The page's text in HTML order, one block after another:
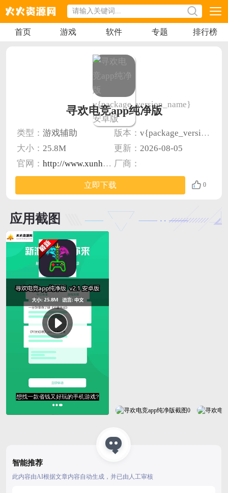
首页 游戏 软件 专题 排行榜
寻欢电竞app纯净版
类型： 游戏辅助 版本： v{package_version_name} 安卓版
大小： 25.8M 更新： 2026-08-05
官网： http://www.xunhuanmobilegames.com/ 厂商：
立即下载 0
应用截图
智能推荐
此内容由AI根据文章内容自动生成，并已由人工审核